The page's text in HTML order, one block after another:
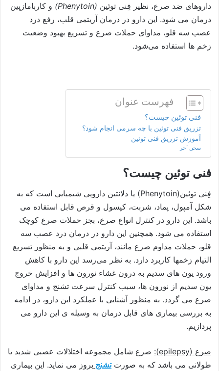
داروهای ضد صرع، نظیر فِنی توئین (
Phenytoin
) و کاربامازپین
درمان می شود. این دارو در درمان آریتمی قلب، رفع درد
عصب سه قلو، مداوای حملات صرع و تسریع بهبود وضعیت
زخم ها استفاده می‌شود.
فهرست عنوان
فنی توئین چیست؟
تزریق فنی توئین با چه سرمی انجام شود؟
آموزش تزریق فنی توئین
سخن آخر
فنی توئین چیست؟
فِنی توئین(Phenytoin) یا دلانتین دارویی شیمیایی است که به
شکل آمپول، پماد، شربت، کپسول و قرص قابل استفاده می
باشد. این دارو در کنترل انواع صرع، بجز حملات صرع کوچک
استفاده می شود. همچنین این دارو در درمان درد عصب سه
قلو، حملات مداوم صرع مانند، آریتمی قلبی و به منظور تسریع
التیام زخمها کاربرد دارد. به نظر می‌رسد این دارو با کاهش
ورود یون های سدیم به درون غشاء نورون ها و افزایش خروج
یون سدیم از نورون ها، سبب کنترل سرعت تشنج و مداوای
صرع می گردد. به منظور آشنایی با عملکرد این دارو، در ادامه
به بررسی بیماری های قابل درمان به وسیله ی این دارو می
پردازیم.
صرع (epilepsy):
صرع شامل مجموعه اختلالات عصبی شدید یا
طولانی می باشد که به صورتتشنج بروز می نماید. این بیماری